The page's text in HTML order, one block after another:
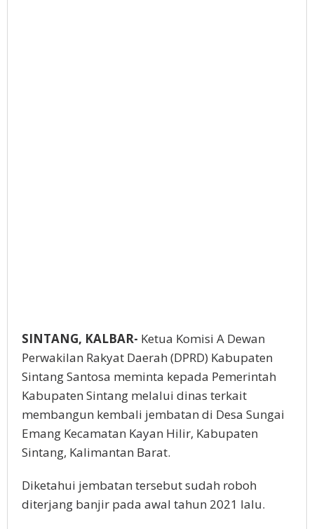
SINTANG, KALBAR- Ketua Komisi A Dewan
Perwakilan Rakyat Daerah (DPRD) Kabupaten
Sintang Santosa meminta kepada Pemerintah
Kabupaten Sintang melalui dinas terkait
membangun kembali jembatan di Desa Sungai
Emang Kecamatan Kayan Hilir, Kabupaten
Sintang, Kalimantan Barat.
Diketahui jembatan tersebut sudah roboh
diterjang banjir pada awal tahun 2021 lalu.